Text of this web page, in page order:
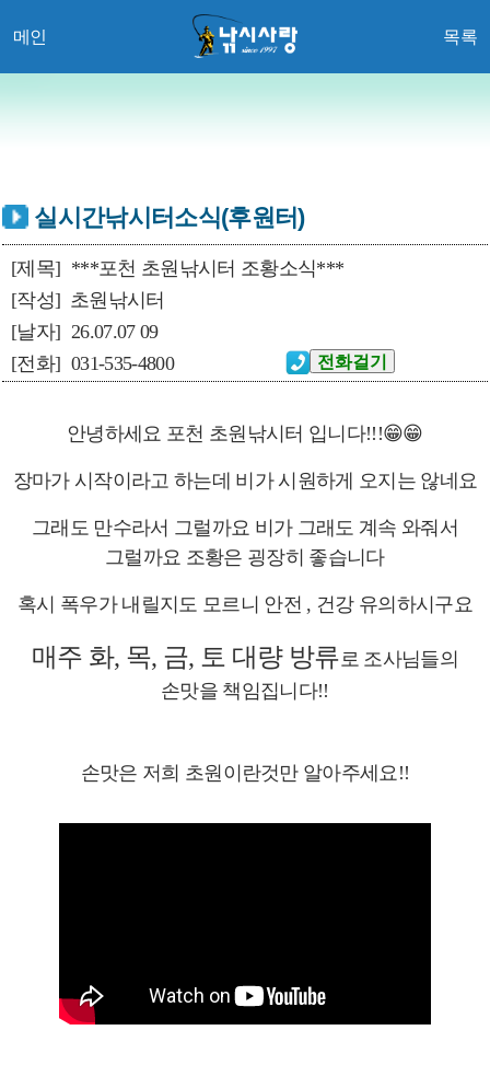
메인 목록
실시간낚시터소식(후원터)
[제목] ***포천 초원낚시터 조황소식***
[작성] 초원낚시터
[날자] 26.07.07 09
[전화] 031-535-4800
안녕하세요 포천 초원낚시터 입니다!!!😁😁
장마가 시작이라고 하는데 비가 시원하게 오지는 않네요
그래도 만수라서 그럴까요 비가 그래도 계속 와줘서
그럴까요 조황은 굉장히 좋습니다
혹시 폭우가 내릴지도 모르니 안전 , 건강 유의하시구요
매주 화, 목, 금, 토 대량 방류로 조사님들의
손맛을 책임집니다!!
손맛은 저희 초원이란것만 알아주세요!!